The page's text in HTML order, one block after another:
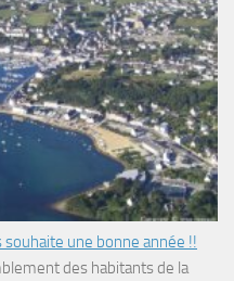
une bonne année !!
des habitants de la